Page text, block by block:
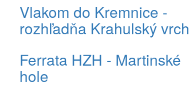
Vlakom do Kremnice -
rozhľadňa Krahulský vrch
Ferrata HZH - Martinské
hole